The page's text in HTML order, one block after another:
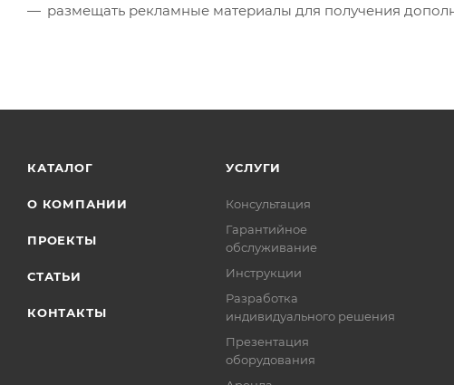
размещать рекламные материалы для получения
КАТАЛОГ
О КОМПАНИИ
ПРОЕКТЫ
СТАТЬИ
КОНТАКТЫ
УСЛУГИ
Консультация
Гарантийное
обслуживание
Инструкции
Разработка
индивидуального решения
Презентация
оборудования